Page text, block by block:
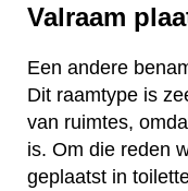
Valraam
Een andere
Dit raamtype is
van ruimtes,
is. Om die reden
geplaatst in